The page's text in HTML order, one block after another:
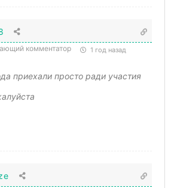
комментатор 1 год назад
приехали просто ради участия